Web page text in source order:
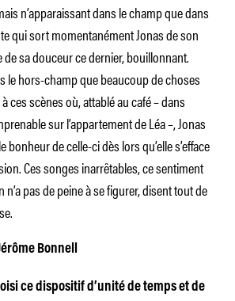
n’apparaissant dans le champ que dans
qui sort momentanément Jonas de son
de sa douceur ce dernier, bouillonnant.
le hors-champ que beaucoup de choses
ces scènes où, attablé au café – dans
sur l’appartement de Léa –, Jonas
bonheur de celle-ci dès lors qu’elle s’efface
Ces songes inarrêtables, ce sentiment
n’a pas de peine à se figurer, disent tout de
Bonnell
ce dispositif d’unité de temps et de